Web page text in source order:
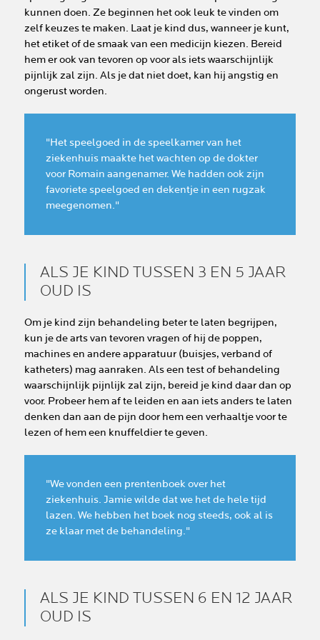
kunnen doen. Ze beginnen het ook leuk te vinden om
zelf keuzes te maken. Laat je kind dus, wanneer je kunt,
het etiket of de smaak van een medicijn kiezen. Bereid
hem er ook van tevoren op voor als iets waarschijnlijk
pijnlijk zal zijn. Als je dat niet doet, kan hij angstig en
ongerust worden.
"Het speelgoed in de speelkamer van het
ziekenhuis maakte het wachten op de dokter
voor Romain aangenamer. We hadden ook zijn
favoriete speelgoed en dekentje in een rugzak
meegenomen."
ALS JE KIND TUSSEN 3 EN 5 JAAR
OUD IS
Om je kind zijn behandeling beter te laten begrijpen,
kun je de arts van tevoren vragen of hij de poppen,
machines en andere apparatuur (buisjes, verband of
katheters) mag aanraken. Als een test of behandeling
waarschijnlijk pijnlijk zal zijn, bereid je kind daar dan op
voor. Probeer hem af te leiden en aan iets anders te laten
denken dan aan de pijn door hem een verhaaltje voor te
lezen of hem een knuffeldier te geven.
"We vonden een prentenboek over het
ziekenhuis. Jamie wilde dat we het de hele tijd
lazen. We hebben het boek nog steeds, ook al is
ze klaar met de behandeling."
ALS JE KIND TUSSEN 6 EN 12 JAAR
OUD IS